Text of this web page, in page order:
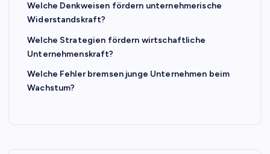
Welche Denkweisen fördern unternehmerische
Widerstandskraft?
Welche Strategien fördern wirtschaftliche
Unternehmenskraft?
Welche Fehler bremsen junge Unternehmen beim
Wachstum?